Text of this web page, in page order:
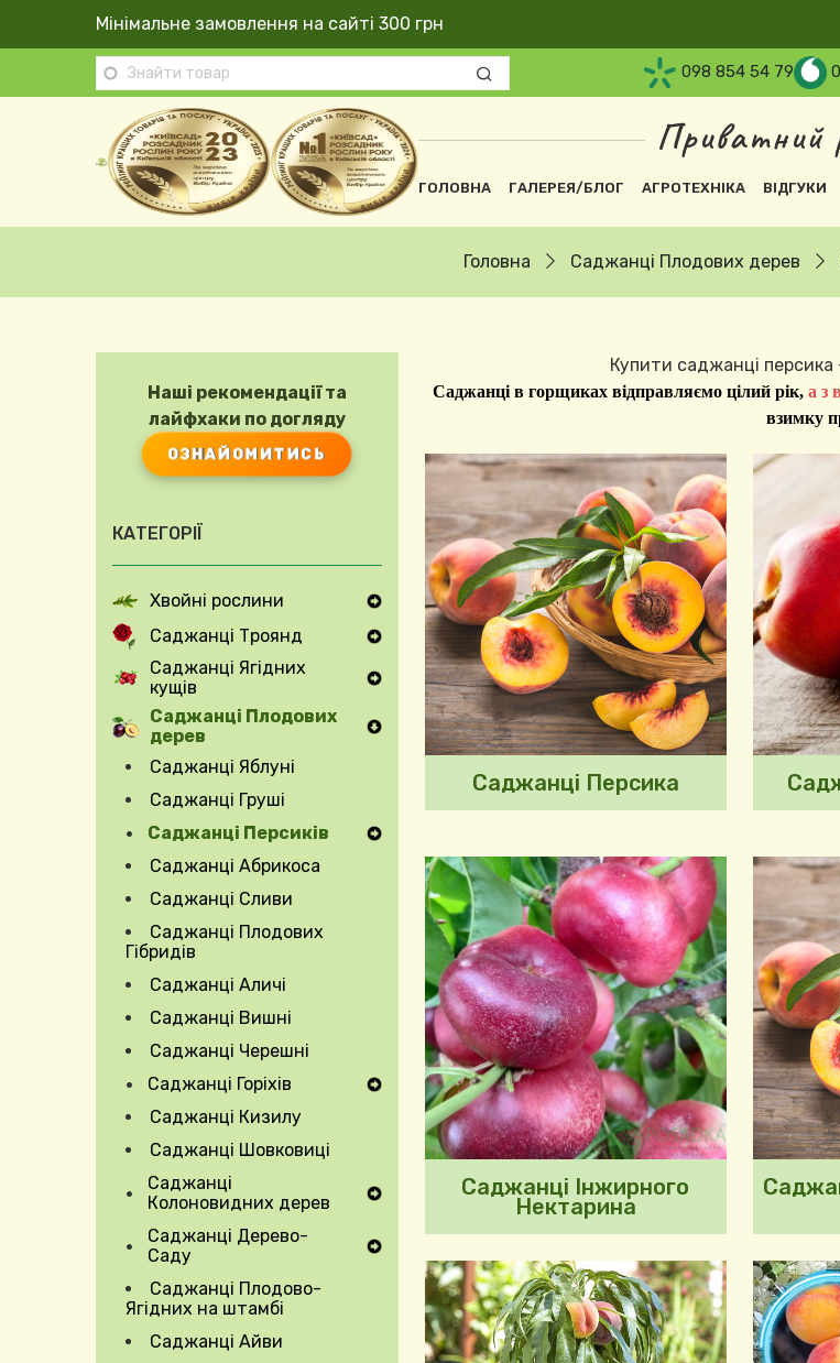
Перейти до основного вмісту
Мінімальне замовлення на сайті 300 грн
098 854 54 79
Приватний
Основна навіґація
ГОЛОВНА ГАЛЕРЕЯ/БЛОГ АГРОТЕХНІКА ВІДГУКИ
Головна Саджанці Плодових дерев
Наші рекомендації та
лайфхаки по догляду
ОЗНАЙОМИТИСЬ
КАТЕГОРІЇ
Хвойні рослини
Expand Secondary Navigation Menu
Саджанці Троянд
Expand Secondary Navigation Menu
Саджанці Ягідних
кущів
Expand Secondary Navigation Menu
Саджанці Плодових
дерев
Expand Secondary Navigation Menu
Саджанці Яблуні
Саджанці Груші
Саджанці Персиків
Expand Secondary Navigation Menu
Саджанці Абрикоса
Саджанці Сливи
Саджанці Плодових
Гібридів
Саджанці Аличі
Саджанці Вишні
Саджанці Черешні
Саджанці Горіхів
Expand Secondary Navigation Menu
Саджанці Кизилу
Саджанці Шовковиці
Саджанці
Колоновидних дерев
Expand Secondary Navigation Menu
Саджанці Дерево-
Саду
Expand Secondary Navigation Menu
Саджанці Плодово-
Ягідних на штамбі
Саджанці Айви
Купити саджанці персика
Саджанці в горщиках відправляємо цілий рік,а з
взимку
Саджанці Персика
Саджанці Інжирного
Нектарина